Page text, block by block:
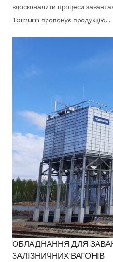
вдосконалити процеси
Tornum пропонує продукцію...
ОБЛАДНАННЯ ДЛЯ
ЗАЛІЗНИЧНИХ ВАГОНІВ